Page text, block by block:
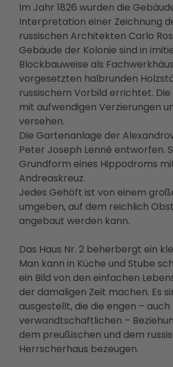
ner-
und
Betei
ligun
gsan
gebo
te
PMS
G
Vera
nstal
tung
en
Press
e &
Medi
rvice
Jobs
&
Ausb
ildun
g
Im Jahr 1826 wurden die
Interpretation einer Zeichnung
russischen Architekten Carlo
Gebäude der Kolonie sind in
Blockbauweise als
vorgesetzten halbrunden
russischem Vorbild errichtet. Die
mit aufwendigen Verzierungen
versehen.
Die Gartenanlage der
Peter Joseph Lenné entworfen.
Grundform eines Hippodroms
Andreaskreuz.
Jedes Gehöft ist von einem
umgeben, auf dem reichlich
angebaut werden kann.
Das Haus Nr. 2 beherbergt ein
Man kann in Küche und Stube
ein Bild von den einfachen
der damaligen Zeit machen. Es
ausgestellt, die die engen – auch
verwandtschaftlichen –
dem preußischen und dem
Herrscherhaus bezeugen.